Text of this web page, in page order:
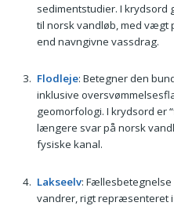
sedimentstudier. I krydsord
til norsk vandløb, med vægt
end navngivne vassdrag.
Flodleje: Betegner den
inklusive
geomorfologi. I krydsord er
længere svar på norsk
fysiske kanal.
Lakseelv:
vandrer, rigt repræsenteret